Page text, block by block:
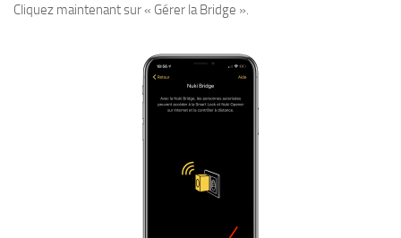
Cliquez maintenant sur « Gérer la Bridge ».